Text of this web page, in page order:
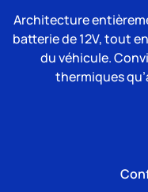
Architecture
batterie de 12V, tout
du véhicule.
thermiques